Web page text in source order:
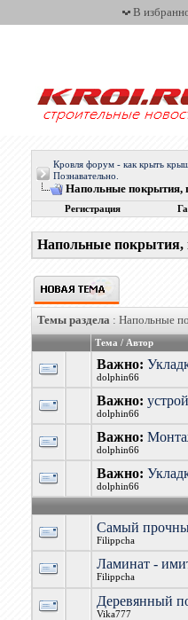
В
Кровля форум - как крыть
Познавательно.
Напольные покрытия,
Регистрация
Напольные покрытия,
Темы раздела: Напольные
Тема / Автор
Важно:
dolphin66
Важно:
dolphin66
Важно:
dolphin66
Важно:
dolphin66
Самый
Filippcha
Ламинат -
Filippcha
Деревянный
Vika777